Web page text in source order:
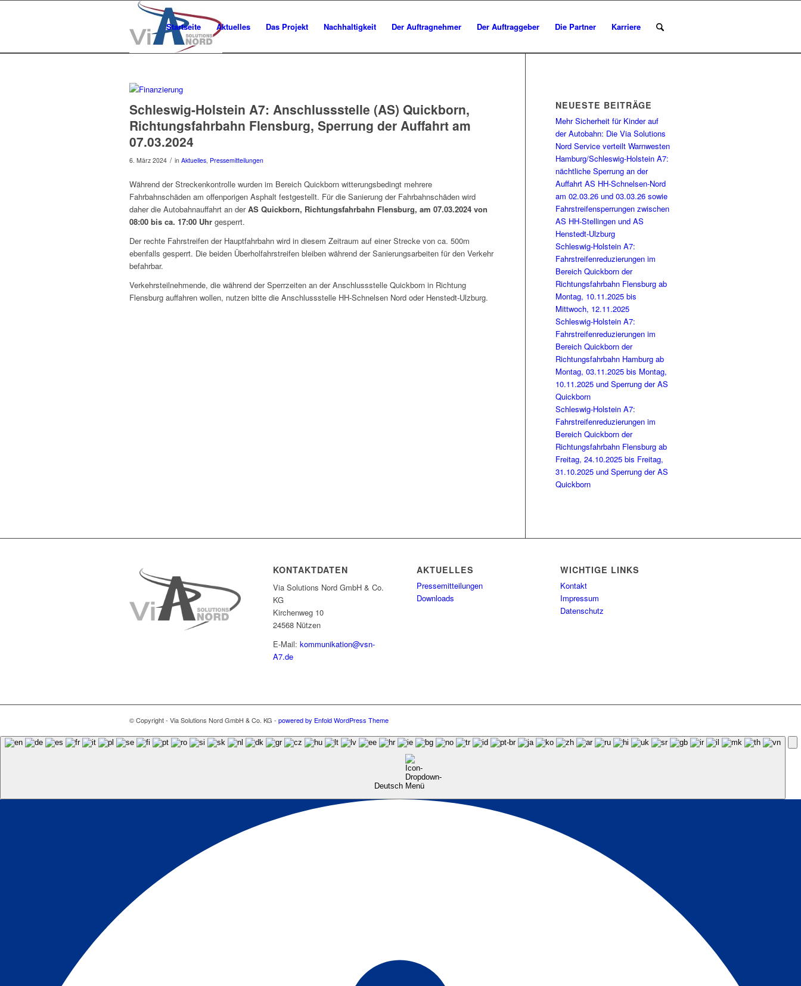
Startseite Aktuelles Das Projekt Nachhaltigkeit Der Auftragnehmer Der Auftraggeber Die Partner Karriere
Schleswig-Holstein A7: Anschlussstelle (AS) Quickborn,
Richtungsfahrbahn Flensburg, Sperrung der Auffahrt am
07.03.2024
6. März 2024 / in Aktuelles, Pressemitteilungen
Während der Streckenkontrolle wurden im Bereich Quickborn witterungsbedingt mehrere
Fahrbahnschäden am offenporigen Asphalt festgestellt. Für die Sanierung der Fahrbahnschäden wird
daher die Autobahnauffahrt an derAS Quickborn, Richtungsfahrbahn Flensburg, am 07.03.2024 von
08:00 bis ca. 17:00 Uhr gesperrt.
Der rechte Fahrstreifen der Hauptfahrbahn wird in diesem Zeitraum auf einer Strecke von ca. 500m
ebenfalls gesperrt. Die beiden Überholfahrstreifen bleiben während der Sanierungsarbeiten für den Verkehr
befahrbar.
Verkehrsteilnehmende, die während der Sperrzeiten an der Anschlussstelle Quickborn in Richtung
Flensburg auffahren wollen, nutzen bitte die Anschlussstelle HH-Schnelsen Nord oder Henstedt-Ulzburg.
NEUESTE BEITRÄGE
Mehr Sicherheit für Kinder auf
der Autobahn: Die Via Solutions
Nord Service verteilt Warnwesten
Hamburg/Schleswig-Holstein A7:
nächtliche Sperrung an der
Auffahrt AS HH-Schnelsen-Nord
am 02.03.26 und 03.03.26 sowie
Fahrstreifensperrungen zwischen
AS HH-Stellingen und AS
Henstedt-Ulzburg
Schleswig-Holstein A7:
Fahrstreifenreduzierungen im
Bereich Quickborn der
Richtungsfahrbahn Flensburg ab
Montag, 10.11.2025 bis
Mittwoch, 12.11.2025
Schleswig-Holstein A7:
Fahrstreifenreduzierungen im
Bereich Quickborn der
Richtungsfahrbahn Hamburg ab
Montag, 03.11.2025 bis Montag,
10.11.2025 und Sperrung der AS
Quickborn
Schleswig-Holstein A7:
Fahrstreifenreduzierungen im
Bereich Quickborn der
Richtungsfahrbahn Flensburg ab
Freitag, 24.10.2025 bis Freitag,
31.10.2025 und Sperrung der AS
Quickborn
KONTAKTDATEN
Via Solutions Nord GmbH & Co.
KG
Kirchenweg 10
24568 Nützen
E-Mail:kommunikation@vsn-
A7.de
AKTUELLES
Pressemitteilungen
Downloads
WICHTIGE LINKS
Kontakt
Impressum
Datenschutz
© Copyright - Via Solutions Nord GmbH & Co. KG - powered by Enfold WordPress Theme
Deutsch